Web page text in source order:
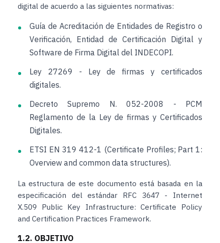
digital de acuerdo a las siguientes normativas:
Guía de Acreditación de Entidades de Registro o
Verificación, Entidad de Certificación Digital y
Software de Firma Digital del INDECOPI.
Ley 27269 - Ley de firmas y certificados
digitales.
Decreto Supremo N. 052-2008 - PCM
Reglamento de la Ley de firmas y Certificados
Digitales.
ETSI EN 319 412-1 (Certificate Profiles; Part 1:
Overview and common data structures).
La estructura de este documento está basada en la
especificación del estándar RFC 3647 - Internet
X.509 Public Key Infrastructure: Certificate Policy
and Certification Practices Framework.
1.2. OBJETIVO